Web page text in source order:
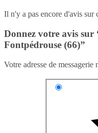
Il n'y a pas encore d'avis sur
Donnez votre avis
Fontpédrouse (66)”
Votre adresse de messagerie